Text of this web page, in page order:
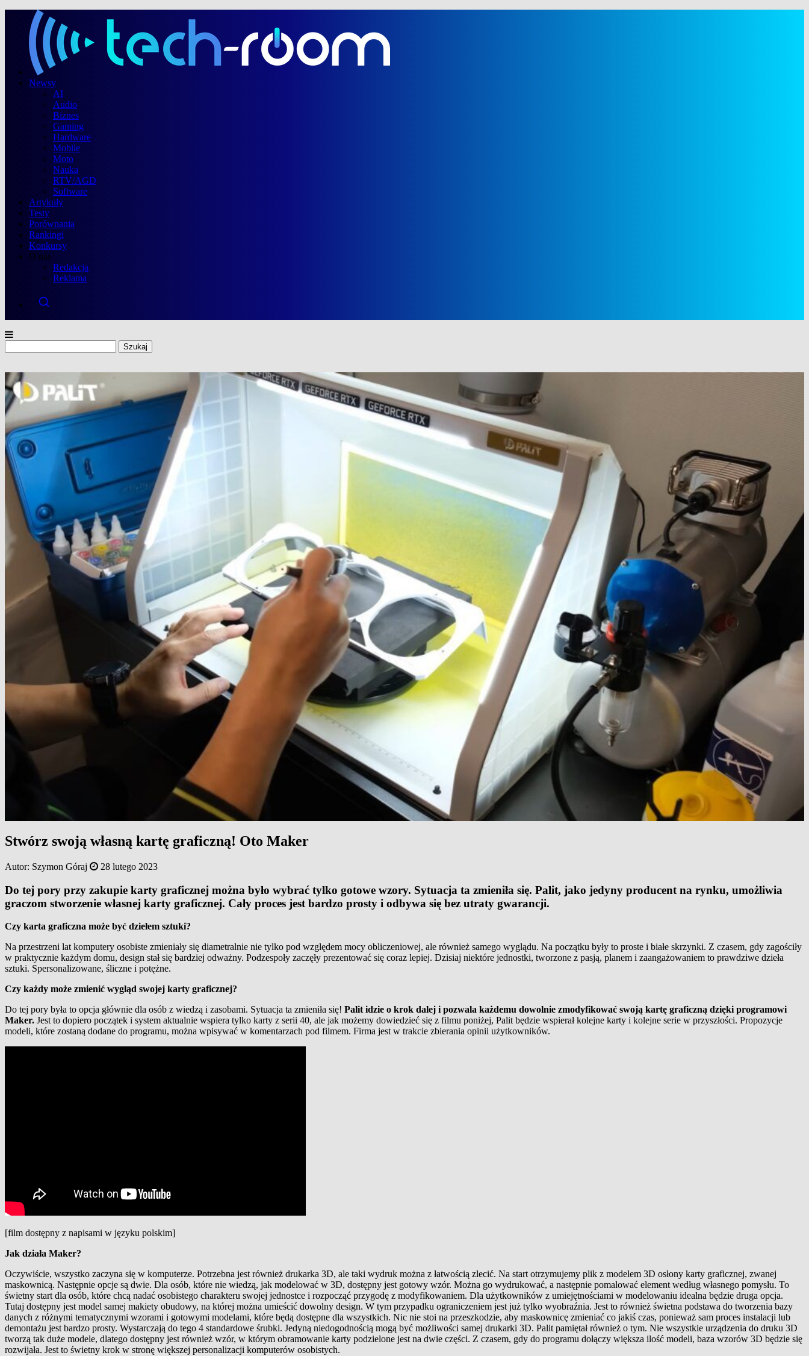
Newsy
AI
Audio
Biznes
Gaming
Hardware
Mobile
Moto
Nauka
RTV/AGD
Software
Artykuły
Testy
Porównania
Rankingi
Konkursy
O nas
Redakcja
Reklama
Stwórz swoją własną kartę graficzną! Oto Maker
Autor: Szymon Góraj 28 lutego 2023
Do tej pory przy zakupie karty graficznej można było wybrać tylko gotowe wzory. Sytuacja ta zmieniła się. Palit, jako jedyny producent na rynku, umożliwia
graczom stworzenie własnej karty graficznej. Cały proces jest bardzo prosty i odbywa się bez utraty gwarancji.
Czy karta graficzna może być dziełem sztuki?
Na przestrzeni lat komputery osobiste zmieniały się diametralnie nie tylko pod względem mocy obliczeniowej, ale również samego wyglądu. Na początku były to proste i białe skrzynki. Z czasem, gdy zagościły
w praktycznie każdym domu, design stał się bardziej odważny. Podzespoły zaczęły prezentować się coraz lepiej. Dzisiaj niektóre jednostki, tworzone z pasją, planem i zaangażowaniem to prawdziwe dzieła
sztuki. Spersonalizowane, śliczne i potężne.
Czy każdy może zmienić wygląd swojej karty graficznej?
Do tej pory była to opcja głównie dla osób z wiedzą i zasobami. Sytuacja ta zmieniła się! Palit idzie o krok dalej i pozwala każdemu dowolnie zmodyfikować swoją kartę graficzną dzięki programowi
Maker. Jest to dopiero początek i system aktualnie wspiera tylko karty z serii 40, ale jak możemy dowiedzieć się z filmu poniżej, Palit będzie wspierał kolejne karty i kolejne serie w przyszłości. Propozycje
modeli, które zostaną dodane do programu, można wpisywać w komentarzach pod filmem. Firma jest w trakcie zbierania opinii użytkowników.
[film dostępny z napisami w języku polskim]
Jak działa Maker?
Oczywiście, wszystko zaczyna się w komputerze. Potrzebna jest również drukarka 3D, ale taki wydruk można z łatwością zlecić. Na start otrzymujemy plik z modelem 3D osłony karty graficznej, zwanej
maskownicą. Następnie opcje są dwie. Dla osób, które nie wiedzą, jak modelować w 3D, dostępny jest gotowy wzór. Można go wydrukować, a następnie pomalować element według własnego pomysłu. To
świetny start dla osób, które chcą nadać osobistego charakteru swojej jednostce i rozpocząć przygodę z modyfikowaniem. Dla użytkowników z umiejętnościami w modelowaniu idealna będzie druga opcja.
Tutaj dostępny jest model samej makiety obudowy, na której można umieścić dowolny design. W tym przypadku ograniczeniem jest już tylko wyobraźnia. Jest to również świetna podstawa do tworzenia bazy
danych z różnymi tematycznymi wzorami i gotowymi modelami, które będą dostępne dla wszystkich. Nic nie stoi na przeszkodzie, aby maskownicę zmieniać co jakiś czas, ponieważ sam proces instalacji lub
demontażu jest bardzo prosty. Wystarczają do tego 4 standardowe śrubki. Jedyną niedogodnością mogą być możliwości samej drukarki 3D. Palit pamiętał również o tym. Nie wszystkie urządzenia do druku 3D
tworzą tak duże modele, dlatego dostępny jest również wzór, w którym obramowanie karty podzielone jest na dwie części. Z czasem, gdy do programu dołączy większa ilość modeli, baza wzorów 3D będzie się
rozwijała. Jest to świetny krok w stronę większej personalizacji komputerów osobistych.